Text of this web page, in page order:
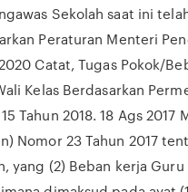
Sekolah saat ini
Peraturan Menteri
Catat, Tugas Pokok/
Kelas Berdasarkan
Tahun 2018. 18 Ags 2017
Nomor 23 Tahun 2017
yang (2) Beban kerja Guru